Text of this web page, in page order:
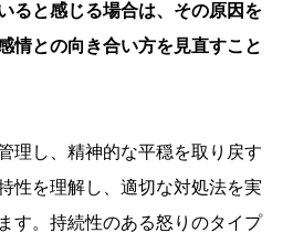
ると感じる場合は、その原因を
情との向き合い方を見直すこと
理し、精神的な平穏を取り戻す
性を理解し、適切な対処法を実
す。持続性のある怒りのタイプ